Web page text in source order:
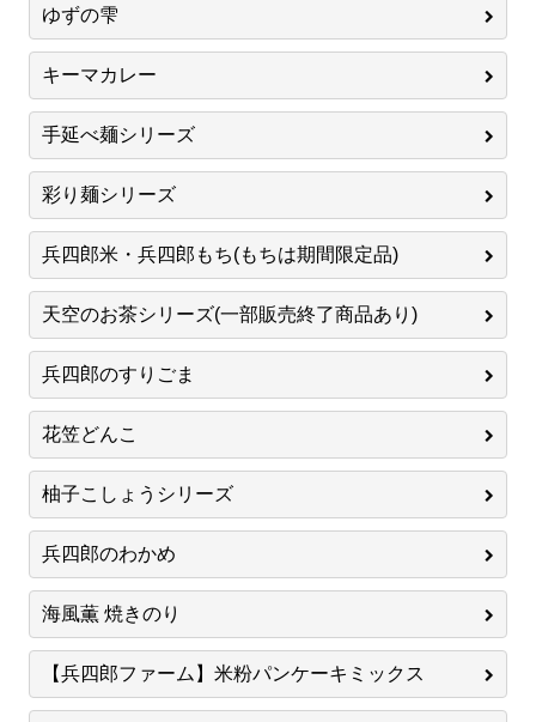
ゆずの雫
キーマカレー
手延べ麺シリーズ
彩り麺シリーズ
兵四郎米・兵四郎もち(もちは期間限定品)
天空のお茶シリーズ(一部販売終了商品あり)
兵四郎のすりごま
花笠どんこ
柚子こしょうシリーズ
兵四郎のわかめ
海風薫 焼きのり
【兵四郎ファーム】米粉パンケーキミックス